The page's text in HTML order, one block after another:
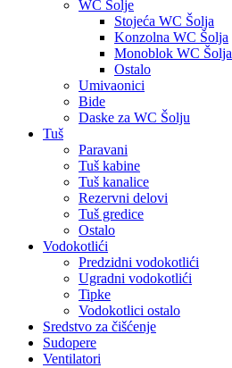
WC Šolje
Stojeća WC Šolja
Konzolna WC Šolja
Monoblok WC Šolja
Ostalo
Umivaonici
Bide
Daske za WC Šolju
Tuš
Paravani
Tuš kabine
Tuš kanalice
Rezervni delovi
Tuš gredice
Ostalo
Vodokotlići
Predzidni vodokotlići
Ugradni vodokotlići
Tipke
Vodokotlici ostalo
Sredstvo za čišćenje
Sudopere
Ventilatori